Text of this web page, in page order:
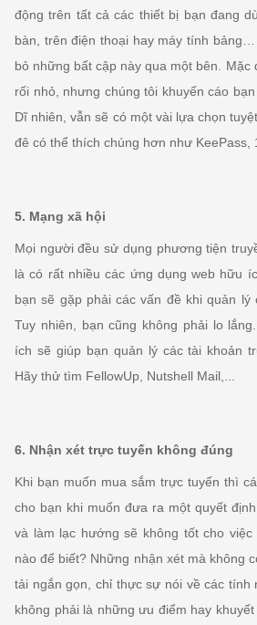
động trên tất cả các thiết bị bạn đang
bàn, trên điện thoại hay máy tính
bỏ những bất cập này qua một bên. Mặc
rối nhỏ, nhưng chúng tôi khuyến cáo
Dĩ nhiên, vẫn sẽ có một vài lựa chọn
đê có thể thích chúng hơn như KeePass,
5. Mạng xã hội
Mọi người đều sử dụng phương tiện
là có rất nhiều các ứng dụng web hữu
bạn sẽ gặp phải các vấn đề khi quản lý
Tuy nhiên, bạn cũng không phải lo
ích sẽ giúp bạn quản lý các tài khoản
Hãy thử tìm FellowUp, Nutshell Mail,...
6. Nhận xét trực tuyến không đúng
Khi bạn muốn mua sắm trực tuyến thì
cho bạn khi muốn đưa ra một quyết
và làm lạc hướng sẽ không tốt cho
nào để biết? Những nhận xét mà không
tải ngắn gọn, chỉ thực sự nói về các tính
không phải là những ưu điểm hay